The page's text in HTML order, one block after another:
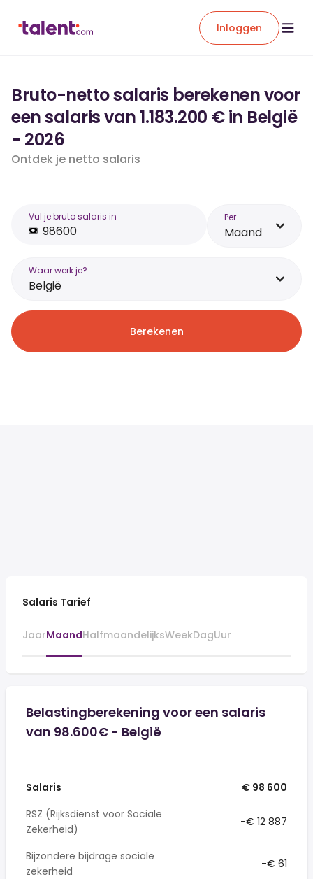
Inloggen
Bruto-netto salaris berekenen voor
een salaris van 1.183.200 € in België
- 2026
Ontdek je netto salaris
Vul je bruto salaris in Per
Maand
Waar werk je?
België
Berekenen
Salaris Tarief
JaarMaandHalfmaandelijksWeekDagUur
Belastingberekening voor een salaris
van 98.600€ - België
Salaris
€ 98 600
RSZ (Rijksdienst voor Sociale
Zekerheid)
-€ 12 887
Bijzondere bijdrage sociale
zekerheid
-€ 61